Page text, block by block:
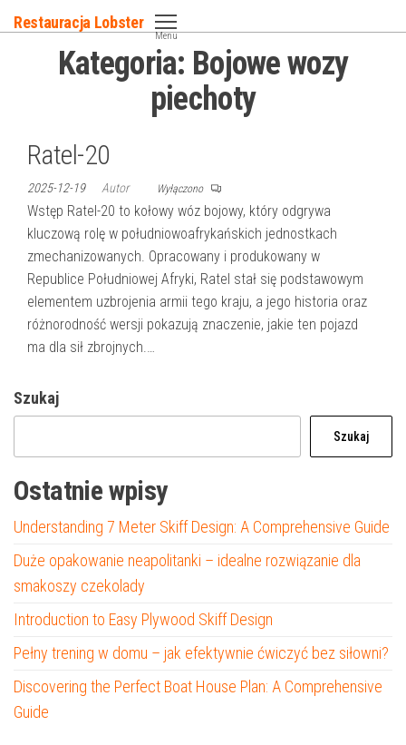
do
Restauracja Lobster
Menu
Kategoria: Bojowe wozy
piechoty
Ratel-20
2025-12-19 Autor Wyłączono
Wstęp Ratel-20 to kołowy wóz bojowy, który odgrywa
kluczową rolę w południowoafrykańskich jednostkach
zmechanizowanych. Opracowany i produkowany w
Republice Południowej Afryki, Ratel stał się podstawowym
elementem uzbrojenia armii tego kraju, a jego historia oraz
różnorodność wersji pokazują znaczenie, jakie ten pojazd
ma dla sił zbrojnych.…
Szukaj
Szukaj
Ostatnie wpisy
Understanding 7 Meter Skiff Design: A Comprehensive Guide
Duże opakowanie neapolitanki – idealne rozwiązanie dla
smakoszy czekolady
Introduction to Easy Plywood Skiff Design
Pełny trening w domu – jak efektywnie ćwiczyć bez siłowni?
Discovering the Perfect Boat House Plan: A Comprehensive
Guide